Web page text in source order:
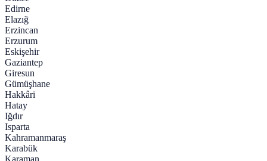
Edirne
Elazığ
Erzincan
Erzurum
Eskişehir
Gaziantep
Giresun
Gümüşhane
Hakkâri
Hatay
Iğdır
Isparta
Kahramanmaraş
Karabük
Karaman